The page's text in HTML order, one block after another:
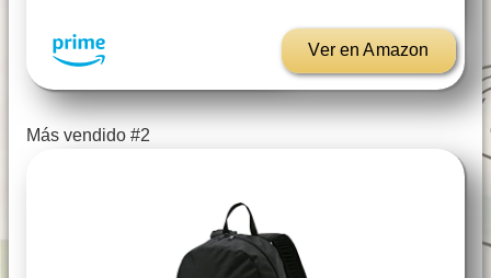
Ver en Amazon
Más vendido #2